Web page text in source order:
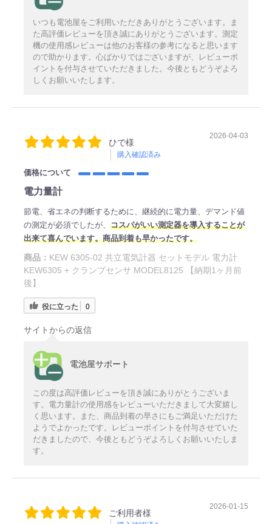
いつも電池屋をご利用いただきありがとうございます。ま
た高評価レビューを頂き誠にありがとうございます。測定
機の使用感レビューは他のお客様の参考になると思います
ので助かります。心ばかりではございますが、レビューポ
イントを付与させていただきました。今後ともどうぞよろ
しくお願いいたします。
ひで様
購入確認済み
2026-04-03
価格について
電力量計
節電、省エネの判断するために、継続的に電力量、デマンド値
の測定が必須でしたが、 コスパがいい測定器を導入することが
出来て喜んでいます。商品到着も早かったです。
商品： KEW 6305-02 共立電気計器 セットモデル 電力計
KEW6305 + クランプセンサ MODEL8125 【納期1ヶ月前
後】
役に立った 0
サイトからの返信
電池屋サポート
この度は高評価レビューを頂き誠にありがとうございま
す。電力量計の使用感をレビューいただきまして大変嬉し
く思います。また、商品到着の早さにもご満足いただけた
ようでよかったです。レビューポイントを付与させていた
だきましたので、今後ともどうぞよろしくお願いいたしま
す。
ご利用者様
2026-01-15